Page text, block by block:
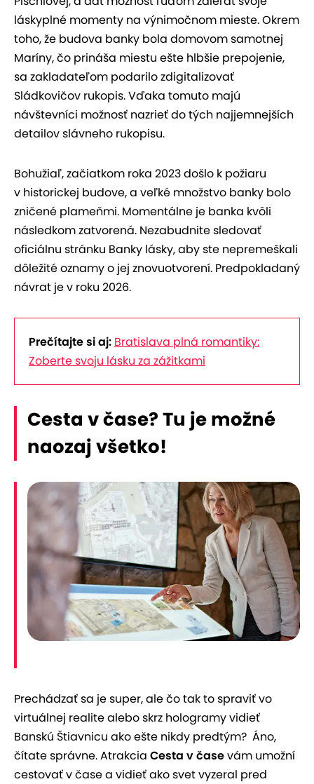
láskyplné momenty na výnimočnom mieste. Okrem
toho, že budova banky bola domovom samotnej
Maríny, čo prináša miestu ešte hlbšie prepojenie,
sa zakladateľom podarilo zdigitalizovať
Sládkovičov rukopis. Vďaka tomuto majú
návštevníci možnosť nazrieť do tých najjemnejších
detailov slávneho rukopisu.
Bohužiaľ, začiatkom roka 2023 došlo k požiaru
v historickej budove, a veľké množstvo banky bolo
zničené plameňmi. Momentálne je banka kvôli
následkom zatvorená. Nezabudnite sledovať
oficiálnu stránku Banky lásky, aby ste nepremeškali
dôležité oznamy o jej znovuotvorení. Predpokladaný
návrat je v roku 2026.
Prečítajte si aj: Bratislava plná romantiky:
Zoberte svoju lásku za zážitkami
Cesta v čase? Tu je možné
naozaj všetko!
Prechádzať sa je super, ale čo tak to spraviť vo
virtuálnej realite alebo skrz hologramy vidieť
Banskú Štiavnicu ako ešte nikdy predtým? Áno,
čítate správne. Atrakcia Cesta v časevám umožní
cestovať v čase a vidieť ako svet vyzeral pred